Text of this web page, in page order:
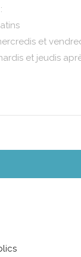
et
et jeudis